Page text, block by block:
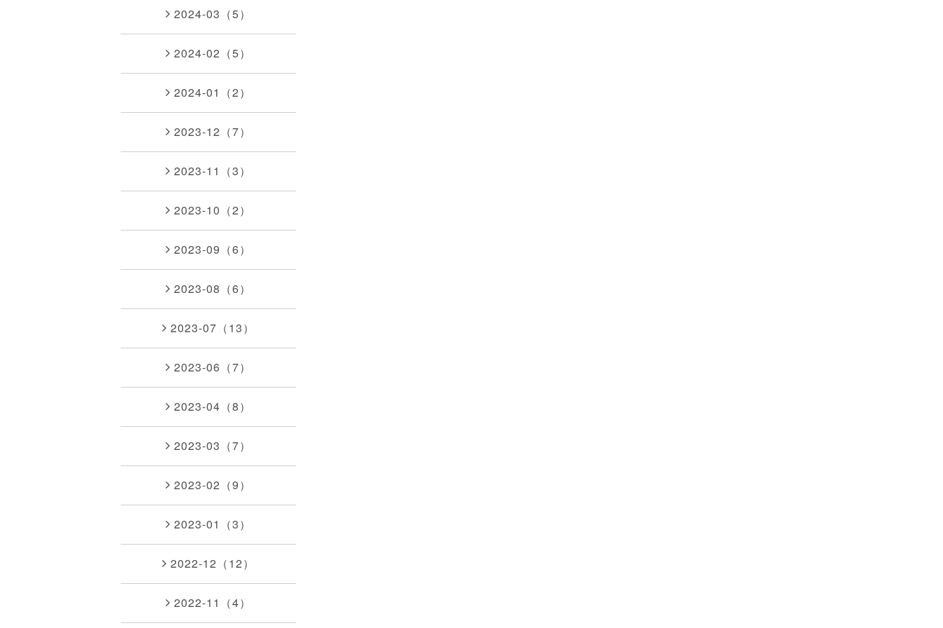
2024-03（5）
2024-02（5）
2024-01（2）
2023-12（7）
2023-11（3）
2023-10（2）
2023-09（6）
2023-08（6）
2023-07（13）
2023-06（7）
2023-04（8）
2023-03（7）
2023-02（9）
2023-01（3）
2022-12（12）
2022-11（4）